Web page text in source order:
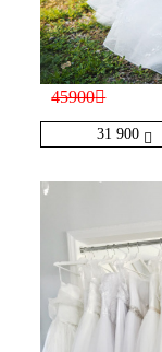
31 900
45900